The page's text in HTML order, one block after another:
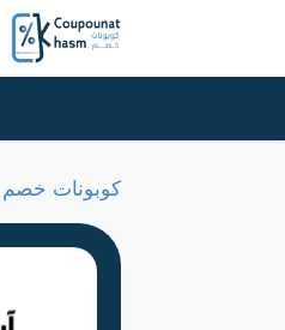
كوبونات خصم